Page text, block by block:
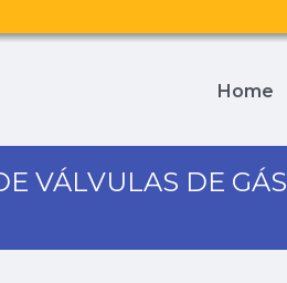
Home
VÁLVULAS DE GÁS